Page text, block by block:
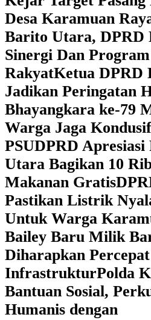
Desa Karamuan
Barito Utara, DPRD
Sinergi Dan
RakyatKetua DPRD
Jadikan Peringatan
Bhayangkara ke-79
Warga Jaga
PSUDPRD
Utara Bagikan 10
Makanan Gratis
Pastikan Listrik
Untuk Warga
Bailey Baru Milik
Diharapkan
InfrastrukturPolda
Bantuan Sosial,
Humanis dengan